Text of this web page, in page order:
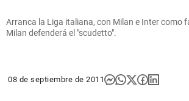
Arranca la Liga italiana, con Milan e Inter como
Milan defenderá el "scudetto".
08 de septiembre de 2011